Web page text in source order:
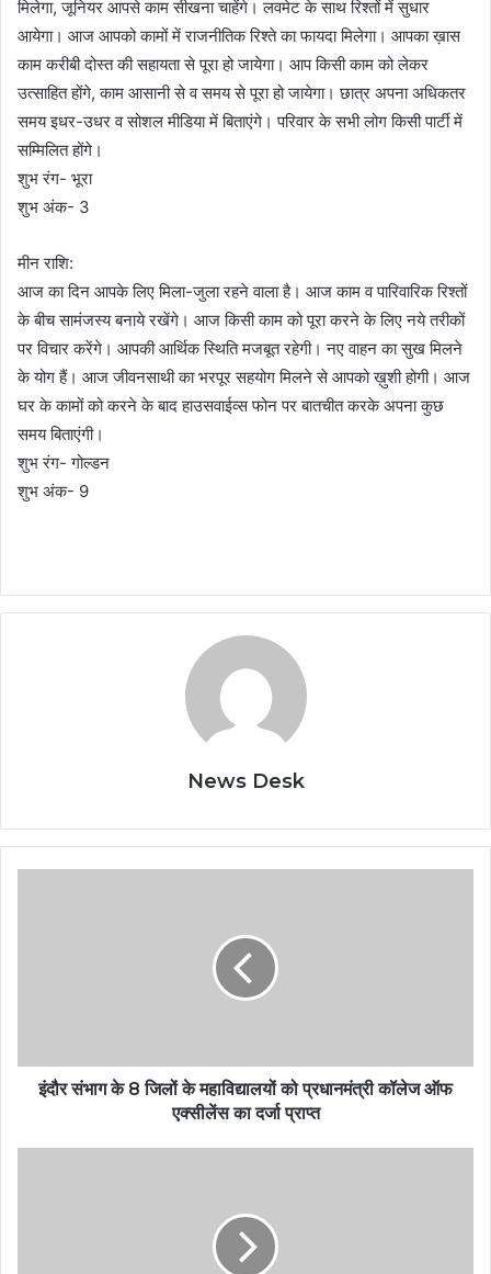
मिलेगा, जूनियर आपसे काम सीखना चाहेंगे। लवमेट के साथ रिश्तों में सुधार
आयेगा। आज आपको कामों में राजनीतिक रिश्ते का फायदा मिलेगा। आपका ख़ास
काम करीबी दोस्त की सहायता से पूरा हो जायेगा। आप किसी काम को लेकर
उत्साहित होंगे, काम आसानी से व समय से पूरा हो जायेगा। छात्र अपना अधिकतर
समय इधर-उधर व सोशल मीडिया में बिताएंगे। परिवार के सभी लोग किसी पार्टी में
सम्मिलित होंगे।
शुभ रंग- भूरा
शुभ अंक- 3
मीन राशि:
आज का दिन आपके लिए मिला-जुला रहने वाला है। आज काम व पारिवारिक रिश्तों
के बीच सामंजस्य बनाये रखेंगे। आज किसी काम को पूरा करने के लिए नये तरीकों
पर विचार करेंगे। आपकी आर्थिक स्थिति मजबूत रहेगी। नए वाहन का सुख मिलने
के योग हैं। आज जीवनसाथी का भरपूर सहयोग मिलने से आपको ख़ुशी होगी। आज
घर के कामों को करने के बाद हाउसवाईव्स फोन पर बातचीत करके अपना कुछ
समय बिताएंगी।
शुभ रंग- गोल्डन
शुभ अंक- 9
News Desk
इंदौर संभाग के 8 जिलों के महाविद्यालयों को प्रधानमंत्री कॉलेज ऑफ
एक्सीलेंस का दर्जा प्राप्त